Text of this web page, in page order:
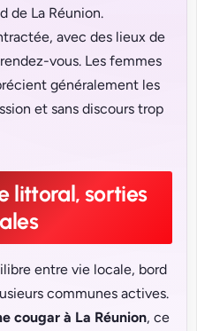
de La Réunion.
avec des lieux de
vous. Les femmes
généralement les
et sans discours trop
littoral, sorties
entre vie locale, bord
communes actives.
cougar à La Réunion, ce